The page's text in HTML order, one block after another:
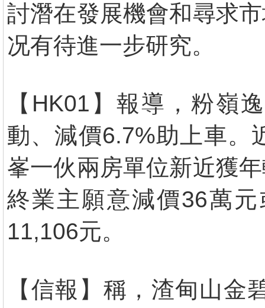
討潛在發展機會和尋求
况有待進一步研究。
【HK01】報導，粉嶺
動、減價6.7%助上車。
峯一伙兩房單位新近獲
終業主願意減價36萬
11,106元。
【信報】稱，渣甸山